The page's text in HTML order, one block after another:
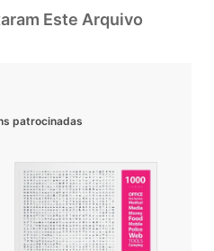
Este Arquivo
patrocinadas